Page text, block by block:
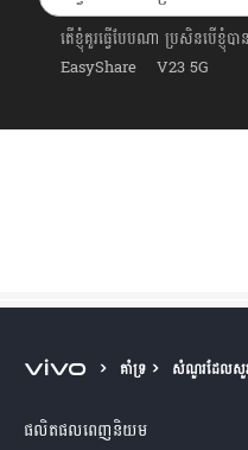
តើខ្ញុំគួរធ្វើបែបណា ប្រសិនបើខ្ញុំប
EasyShare
V23 5G
គាំទ្រ សំណួរដែលសួ
ផលិតផលពេញនិយម